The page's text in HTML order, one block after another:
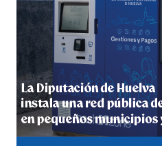
5º DÍA DE LAS FIESTAS
hace 5 días·Huelvatv